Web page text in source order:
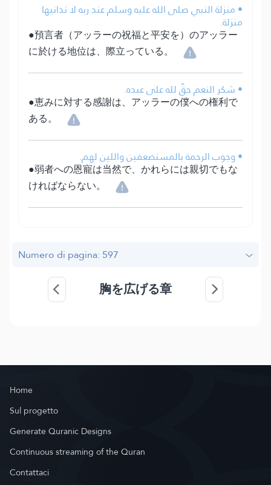
• منزلة النبي صلى الله عليه وسلم عند ربه لا تدانيها
منزلة.
●預言者（アッラーの祝福と平安を）のアッラー
に於ける地位は、際立っている。
• شكر النعم حقّ لله على عبده.
●恵みに対する感謝は、アッラーの僕への権利で
ある。
• وجوب الرحمة بالمستضعفين واللين لهم.
●弱者への恩寵は当然で、かれらには親切でもな
ければならない。
Numero di pagina: 597
胸を広げる章
Home
Sul progetto
Generate Quranic Designs
Continuous streaming of the Quran
Contattaci